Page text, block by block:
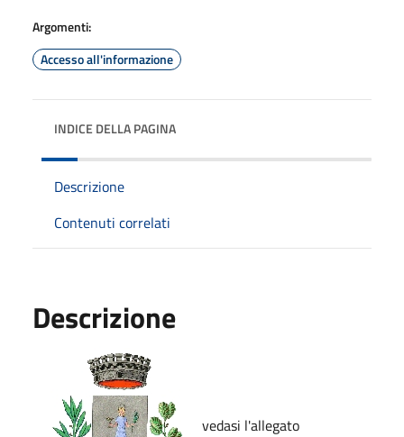
Argomenti:
Accesso all'informazione
INDICE DELLA PAGINA
Descrizione
Contenuti correlati
Descrizione
vedasi l'allegato